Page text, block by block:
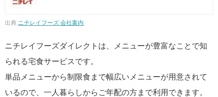
おすすめ
出典:ニチレイフーズ 会社案内
ニチレイフーズダイレクトは、メニューが豊富なことで知
られる宅食サービスです。
単品メニューから制限食まで幅広いメニューが用意されて
いるので、一人暮らしからご年配の方まで利用できます。